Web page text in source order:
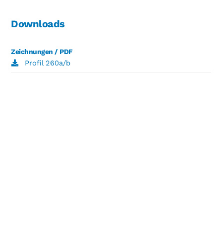
Downloads
Zeichnungen / PDF
Profil 260a/b